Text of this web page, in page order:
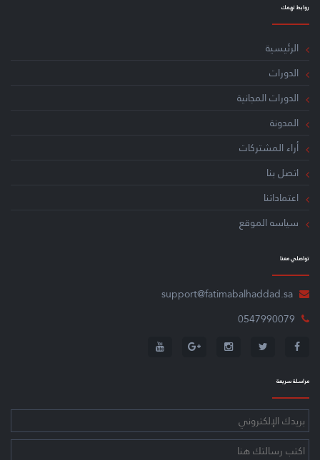
ﺭﻭاﺑﻂ ﺗﻬﻤﻚ
اﻟﺮﺋﻴﺴﻴﺔ
اﻟﺪﻭﺭاﺕ
الدورات المجانية
اﻟﻤﺪﻭﻧﺔ
ﺃﺭاء اﻟﻤﺸﺘﺮﻛﺎﺕ
اﺗﺼﻞ ﺑﻨﺎ
اعتماداتنا
سياسه الموقع
ﺗﻮاﺻﻠﻲ ﻣﻌﻨﺎ
support@fatimabalhaddad.sa
0547990079
ﻣﺮاﺳﻠﺔ ﺳﺮﻳﻌﺔ